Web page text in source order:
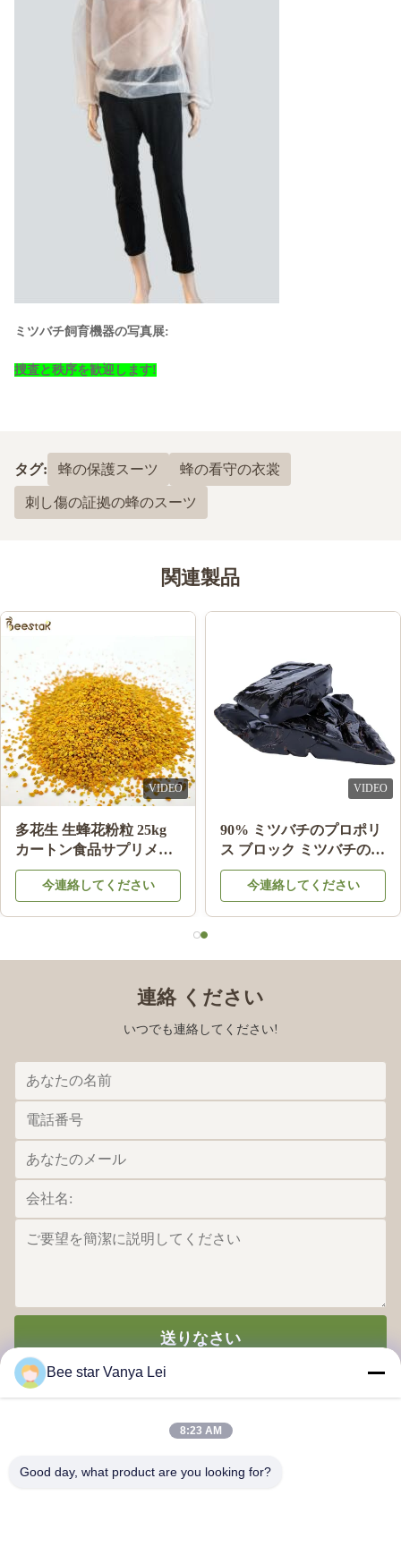
ミツバチ飼育機器の写真展:
捜査と秩序を歓迎します!
タグ: 蜂の保護スーツ 蜂の看守の衣裳
刺し傷の証拠の蜂のスーツ
関連製品
VIDEO
多花生 生蜂花粉粒 25kg
カートン食品サプリメン
ト
今連絡してください
VIDEO
90% ミツバチのプロポリ
ス ブロック ミツバチの製
品 ミツバチの星から健康
のために
今連絡してください
連絡 ください
いつでも連絡してください!
送りなさい
Bee star Vanya Lei
8:23 AM
Good day, what product are you looking for?